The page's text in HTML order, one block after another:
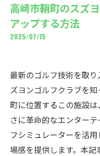
高崎市鞘町のスズ
アップする方法
2025/07/15
最新のゴルフ技術を取
ズヨンゴルフクラブを
町に位置するこの施設
さに革命的なエンター
フシミュレーターを活
場感を提供します。本